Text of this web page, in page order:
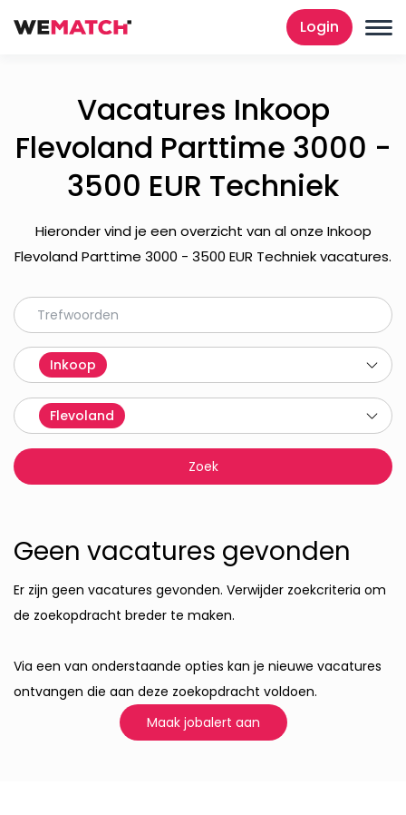
Login
Vacatures Inkoop
Flevoland Parttime 3000 -
3500 EUR Techniek
Hieronder vind je een overzicht van al onze Inkoop
Flevoland Parttime 3000 - 3500 EUR Techniek vacatures.
Inkoop
Flevoland
Geen vacatures gevonden
Er zijn geen vacatures gevonden. Verwijder zoekcriteria om
de zoekopdracht breder te maken.
Via een van onderstaande opties kan je nieuwe vacatures
ontvangen die aan deze zoekopdracht voldoen.
Maak jobalert aan